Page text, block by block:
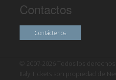
Contactos
Contáctenos
© 2007-2026 Todos los
Italy Tickets son propiedad de